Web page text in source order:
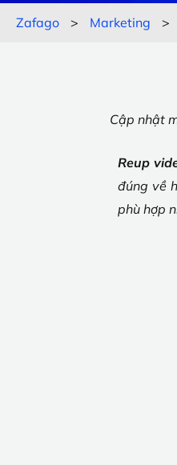
Zafago > Marketing >
Cập nhật
Reup
đúng về
phù hợp